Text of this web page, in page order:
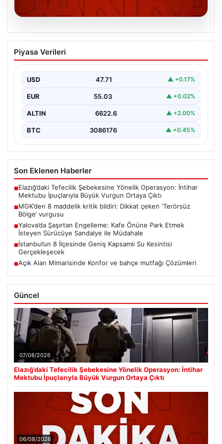
MGK’den 8 maddelik kritik bildiri: Dikkat
çeken ‘Terörsüz Bölge’ vurgusu
Piyasa Verileri
USD 47.71 ▲ +0.17%
EUR 55.03 ▲ +0.02%
ALTIN 6622.6 ▲ +2.00%
BTC 3086176 ▲ +0.45%
Son Eklenen Haberler
■Elazığ’daki Tefecilik Şebekesine Yönelik Operasyon: İntihar
Mektubu İpuçlarıyla Büyük Vurgun Ortaya Çıktı
■MGK’den 8 maddelik kritik bildiri: Dikkat çeken ‘Terörsüz
Bölge’ vurgusu
■Yalova’da Şaşırtan Engelleme: Kafe Önüne Park Etmek
İsteyen Sürücüye Sandalye ile Müdahale
■İstanbul’un 8 İlçesinde Geniş Kapsamlı Su Kesintisi
Gerçekleşecek
■Açık Alan Mimarisinde Konfor ve bahçe mutfağı Çözümleri
Güncel
07/08/2026
Elazığ’daki Tefecilik Şebekesine Yönelik Operasyon: İntihar
Mektubu İpuçlarıyla Büyük Vurgun Ortaya Çıktı
06/08/2026